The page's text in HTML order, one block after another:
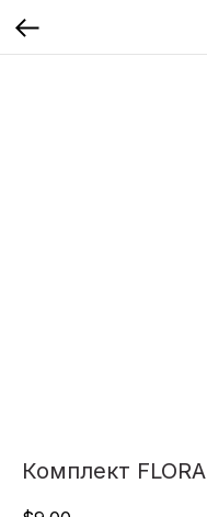
Комплект FLORA